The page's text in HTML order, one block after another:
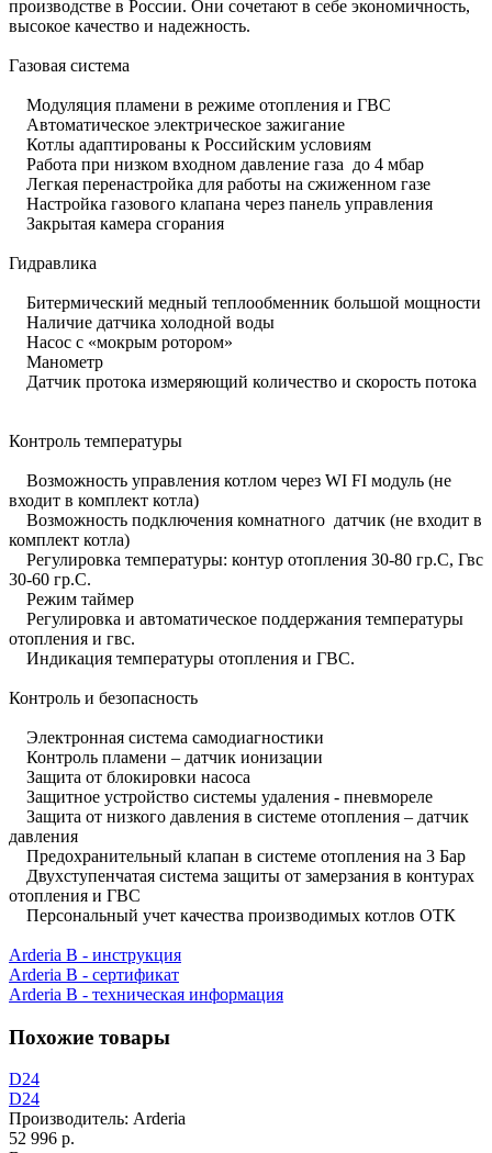
производстве в России. Они сочетают в себе экономичность,
высокое качество и надежность.
Газовая система
Модуляция пламени в режиме отопления и ГВС
Автоматическое электрическое зажигание
Котлы адаптированы к Российским условиям
Работа при низком входном давление газа до 4 мбар
Легкая перенастройка для работы на сжиженном газе
Настройка газового клапана через панель управления
Закрытая камера сгорания
Гидравлика
Битермический медный теплообменник большой мощности
Наличие датчика холодной воды
Насос с «мокрым ротором»
Манометр
Датчик протока измеряющий количество и скорость потока
Контроль температуры
Возможность управления котлом через WI FI модуль (не
входит в комплект котла)
Возможность подключения комнатного датчик (не входит в
комплект котла)
Регулировка температуры: контур отопления 30-80 гр.С, Гвс
30-60 гр.С.
Режим таймер
Регулировка и автоматическое поддержания температуры
отопления и гвс.
Индикация температуры отопления и ГВС.
Контроль и безопасность
Электронная система самодиагностики
Контроль пламени – датчик ионизации
Защита от блокировки насоса
Защитное устройство системы удаления - пневмореле
Защита от низкого давления в системе отопления – датчик
давления
Предохранительный клапан в системе отопления на 3 Бар
Двухступенчатая система защиты от замерзания в контурах
отопления и ГВС
Персональный учет качества производимых котлов ОТК
Arderia B - инструкция
Arderia B - сертификат
Arderia B - техническая информация
Похожие товары
D24
D24
Производитель: Arderia
52 996 р.